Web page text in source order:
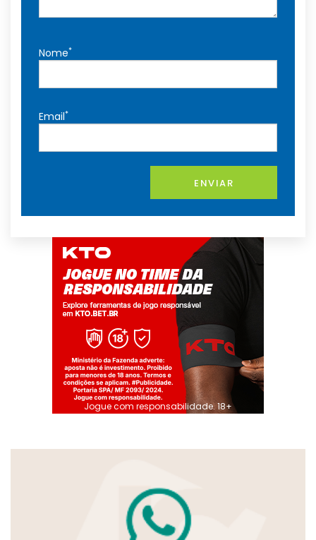
Nome*
Email*
ENVIAR
Jogue com responsabilidade. 18+